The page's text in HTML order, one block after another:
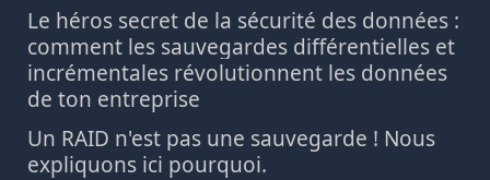
Le héros secret de la sécurité des données :
comment les sauvegardes différentielles et
incrémentales révolutionnent les données
de ton entreprise
Un RAID n'est pas une sauvegarde ! Nous
expliquons ici pourquoi.